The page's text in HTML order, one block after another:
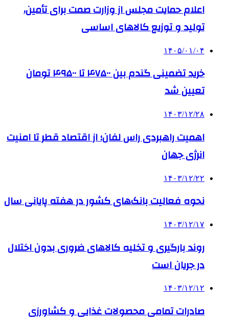
اعلام حمایت مجلس از وزارت صمت برای تأمین،
تولید و توزیع کالاهای اساسی
۱۴۰۵/۰۱/۰۴
خرید تضمینی گندم بین ۴۷۵۰۰ تا ۴۹۵۰۰ تومان
تعیین شد
۱۴۰۳/۱۲/۲۸
اهمیت راهبردی راس لفان؛ از اقتصاد قطر تا امنیت
انرژی جهان
۱۴۰۳/۱۲/۲۲
نحوه فعالیت بانک‌های کشور در هفته پایانی سال
۱۴۰۳/۱۲/۱۷
روند بارگیری و تخلیه کالاهای ضروری بدون اختلال
در جریان است
۱۴۰۳/۱۲/۱۲
صادرات تمامی محصولات غذایی و کشاورزی